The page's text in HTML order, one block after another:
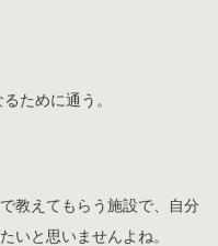
ために通う。
教えてもらう施設で、自分
いと思いませんよね。